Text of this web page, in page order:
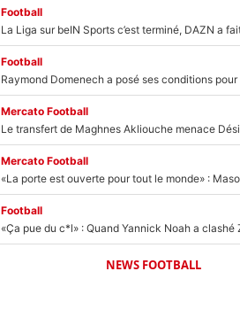
Football
Football
Mercato Football
Mercato Football
Football
NEWS FOOTBALL